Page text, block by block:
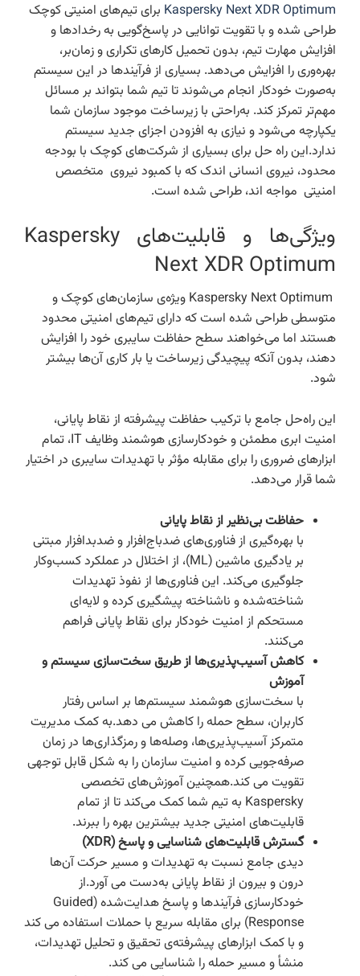
Kaspersky Next XDR Optimum برای تیم‌های امنیتی کوچک
طراحی شده و با تقویت توانایی در پاسخ‌گویی به رخدادها و
افزایش مهارت تیم، بدون تحمیل کارهای تکراری و زمان‌بر،
بهره‌وری را افزایش می‌دهد. بسیاری از فرآیندها در این سیستم
به‌صورت خودکار انجام می‌شوند تا تیم شما بتواند بر مسائل
مهم‌تر تمرکز کند. به‌راحتی با زیرساخت موجود سازمان شما
یکپارچه می‌شود و نیازی به افزودن اجزای جدید سیستم
ندارد.این راه حل برای بسیاری از شرکت‌های کوچک با بودجه
محدود، نیروی انسانی اندک که با کمبود نیروی متخصص
امنیتی مواجه اند، طراحی شده است.
ویژگی‌ها و قابلیت‌های Kaspersky
Next XDR Optimum
Kaspersky Next Optimum ویژه‌ی سازمان‌های کوچک و
متوسطی طراحی شده است که دارای تیم‌های امنیتی محدود
هستند اما می‌خواهند سطح حفاظت سایبری خود را افزایش
دهند، بدون آنکه پیچیدگی زیرساخت یا بار کاری آن‌ها بیشتر
شود.
این راه‌حل جامع با ترکیب حفاظت پیشرفته از نقاط پایانی،
امنیت ابری مطمئن و خودکارسازی هوشمند وظایف IT، تمام
ابزارهای ضروری را برای مقابله مؤثر با تهدیدات سایبری در اختیار
شما قرار می‌دهد.
حفاظت بی‌نظیر از نقاط پایانی
با بهره‌گیری از فناوری‌های ضدباج‌افزار و ضدبدافزار مبتنی
بر یادگیری ماشین (ML)، از اختلال در عملکرد کسب‌وکار
جلوگیری می‌کند. این فناوری‌ها از نفوذ تهدیدات
شناخته‌شده و ناشناخته پیشگیری کرده و لایه‌ای
مستحکم از امنیت خودکار برای نقاط پایانی فراهم
می‌کنند.
کاهش آسیب‌پذیری‌ها از طریق سخت‌سازی سیستم و
آموزش
با سخت‌سازی هوشمند سیستم‌ها بر اساس رفتار
کاربران، سطح حمله را کاهش می دهد.به کمک مدیریت
متمرکز آسیب‌پذیری‌ها، وصله‌ها و رمزگذاری‌ها در زمان
صرفه‌جویی کرده و امنیت سازمان را به شکل قابل توجهی
تقویت می کند.همچنین آموزش‌های تخصصی
Kaspersky به تیم شما کمک می‌کند تا از تمام
قابلیت‌های امنیتی جدید بیشترین بهره را ببرند.
گسترش قابلیت‌های شناسایی و پاسخ (XDR)
دیدی جامع نسبت به تهدیدات و مسیر حرکت آن‌ها
درون و بیرون از نقاط پایانی به‌دست می آورد.از
خودکارسازی فرآیندها و پاسخ هدایت‌شده (Guided
Response) برای مقابله سریع با حملات استفاده می کند
و با کمک ابزارهای پیشرفته‌ی تحقیق و تحلیل تهدیدات،
منشأ و مسیر حمله را شناسایی می کند.